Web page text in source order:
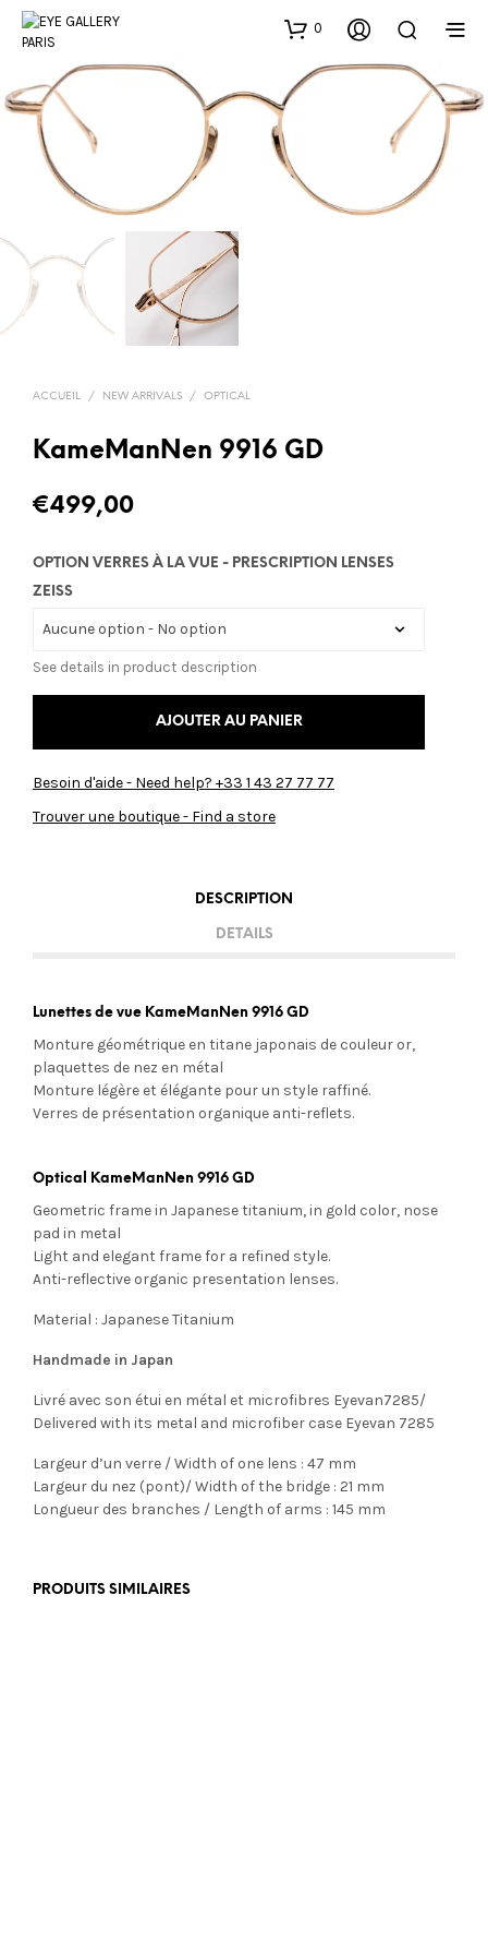
0
ACCUEIL / NEW ARRIVALS / OPTICAL
KameManNen 9916 GD
€499,00
OPTION VERRES À LA VUE - PRESCRIPTION LENSES
ZEISS
See details in product description
AJOUTER AU PANIER
Besoin d'aide - Need help? +33 1 43 27 77 77
Trouver une boutique - Find a store
DESCRIPTION
DETAILS
Lunettes de vue KameManNen 9916 GD
Monture géométrique en titane japonais de couleur or,
plaquettes de nez en métal
Monture légère et élégante pour un style raffiné.
Verres de présentation organique anti-reflets.
Optical KameManNen 9916 GD
Geometric frame in Japanese titanium, in gold color, nose
pad in metal
Light and elegant frame for a refined style.
Anti-reflective organic presentation lenses.
Material : Japanese Titanium
Handmade in Japan
Livré avec son étui en métal et microfibres Eyevan7285/
Delivered with its metal and microfiber case Eyevan 7285
Largeur d’un verre / Width of one lens : 47 mm
Largeur du nez (pont)/ Width of the bridge : 21 mm
Longueur des branches / Length of arms : 145 mm
PRODUITS SIMILAIRES